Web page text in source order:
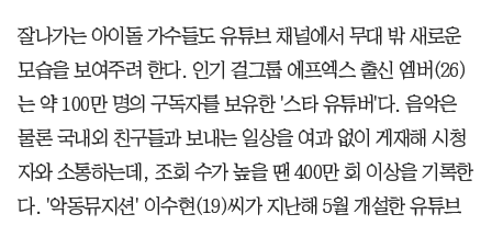
잘나가는 아이돌 가수들도 유튜브 채널에서 무대 밖 새로운
모습을 보여주려 한다. 인기 걸그룹 에프엑스 출신 엠버(26)
는 약 100만 명의 구독자를 보유한 '스타 유튜버'다. 음악은
물론 국내외 친구들과 보내는 일상을 여과 없이 게재해 시청
자와 소통하는데, 조회 수가 높을 땐 400만 회 이상을 기록한
다. '악동뮤지션' 이수현(19)씨가 지난해 5월 개설한 유튜브